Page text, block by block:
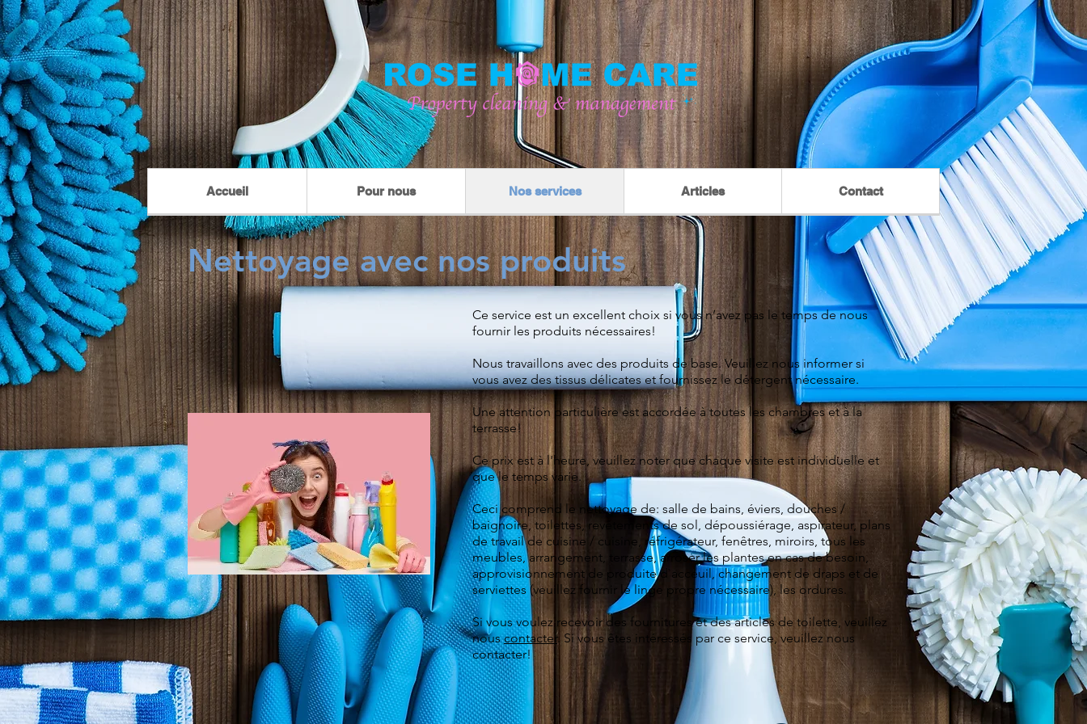
Accueil Pour nous Nos services Articles Contact
Nettoyage avec nos produits
Ce service est un excellent choix si vous n’avez pas le temps de nous
fournir les produits nécessaires!
Nous travaillons avec des produits de base. Veuillez nous informer si
vous avez des tissus délicates et fournissez le détergent nécessaire.
Une attention particulière est accordée à toutes les chambres et à la
terrasse!
Ce prix est à l'heure, veuillez noter que chaque visite est individuelle et
que le temps varie.
Ceci comprend le nettoyage de: salle de bains, éviers, douches /
baignoire, toilettes, revêtements de sol, dépoussiérage, aspirateur, plans
de travail de cuisine / cuisine, réfrigérateur, fenêtres, miroirs, tous les
meubles, arrangement, terrasse, arroser les plantes en cas de besoin,
approvisionnement de produite d`acceuil, changement de draps et de
serviettes (veuillez fournir le linge propre nécessaire), les ordures.
Si vous voulez recevoir des fournitures et des articles de toilette, veuillez
nouscontacter. Si vous êtes intéressés par ce service, veuillez nous
contacter!